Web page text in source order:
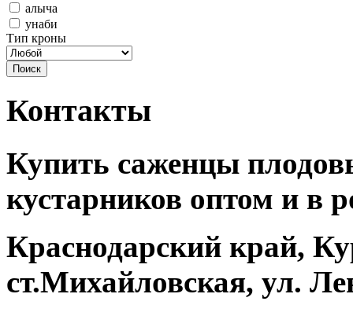
алыча
унаби
Тип кроны
Контакты
Купить саженцы
кустарников оптом и в
Краснодарский край,
ст.Михайловская, ул.